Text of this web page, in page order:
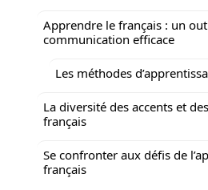
Apprendre le français : un
communication efficace
Les méthodes
La diversité des accents et
français
Se confronter aux défis de
français